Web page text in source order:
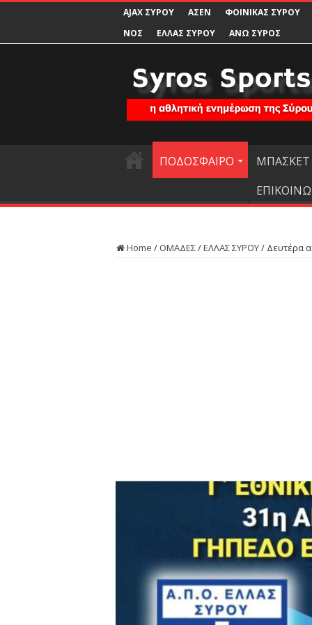
AJAX ΣΥΡΟΥ ΑΣΕΝ ΦΟΙΝΙΚΑΣ ΣΥΡΟΥ
ΝΟΣ
ΕΛΛΑΣ ΣΥΡΟΥ ΑΝΩ ΣΥΡΟΣ
ΠΟΔΟΣΦΑΙΡΟ ΜΠΑΣΚΕΤ
Home / ΟΜΑΔΕΣ/ΕΛΛΑΣ ΣΥΡΟΥ/ Δευτέρα